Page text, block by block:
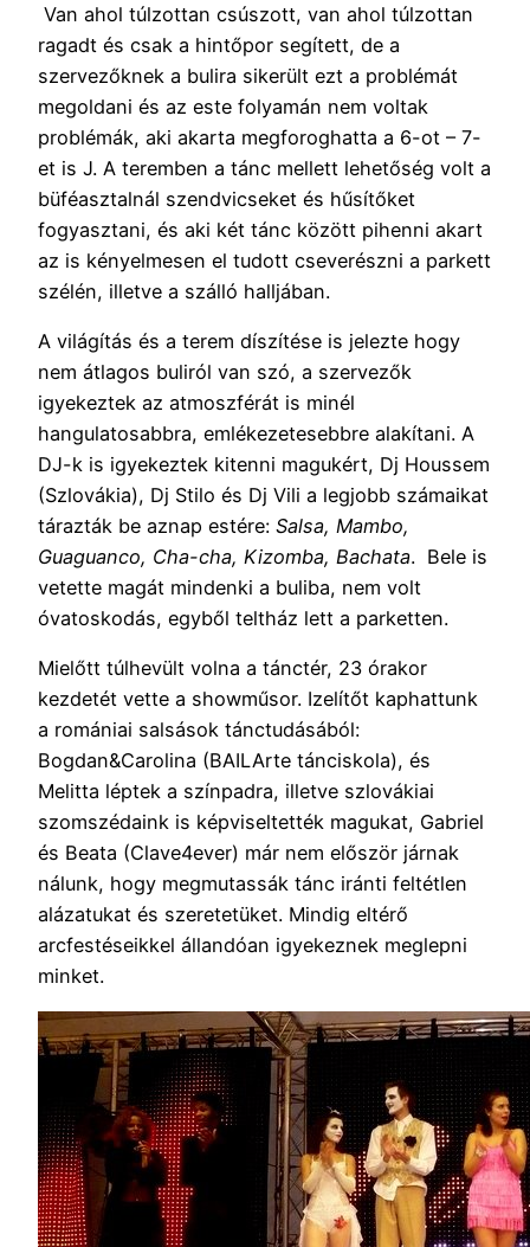
Van ahol túlzottan csúszott, van ahol túlzottan
ragadt és csak a hintőpor segített, de a
szervezőknek a bulira sikerült ezt a problémát
megoldani és az este folyamán nem voltak
problémák, aki akarta megforoghatta a 6-ot – 7-
et is J. A teremben a tánc mellett lehetőség volt a
büféasztalnál szendvicseket és hűsítőket
fogyasztani, és aki két tánc között pihenni akart
az is kényelmesen el tudott cseverészni a parkett
szélén, illetve a szálló halljában.
A világítás és a terem díszítése is jelezte hogy
nem átlagos buliról van szó, a szervezők
igyekeztek az atmoszférát is minél
hangulatosabbra, emlékezetesebbre alakítani. A
DJ-k is igyekeztek kitenni magukért, Dj Houssem
(Szlovákia), Dj Stilo és Dj Vili a legjobb számaikat
tárazták be aznap estére: Salsa, Mambo,
Guaguanco, Cha-cha, Kizomba, Bachata. Bele is
vetette magát mindenki a buliba, nem volt
óvatoskodás, egyből teltház lett a parketten.
Mielőtt túlhevült volna a tánctér, 23 órakor
kezdetét vette a showműsor. Izelítőt kaphattunk
a romániai salsások tánctudásából:
Bogdan&Carolina (BAILArte tánciskola), és
Melitta léptek a színpadra, illetve szlovákiai
szomszédaink is képviseltették magukat, Gabriel
és Beata (Clave4ever) már nem először járnak
nálunk, hogy megmutassák tánc iránti feltétlen
alázatukat és szeretetüket. Mindig eltérő
arcfestéseikkel állandóan igyekeznek meglepni
minket.